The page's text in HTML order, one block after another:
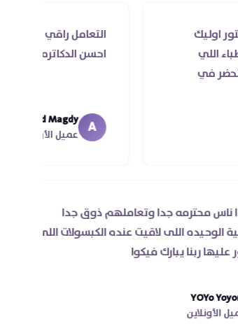
التعامل راقي جدا و الخدمه
احسن الدكاتره الي اتعاملت
Ahmed Magdy
عميل الأونلاين
شكرا جدا ناس محترمه جدا وتعاملهم ذوق جدا
والصيدلية الوحيده اللى لاقيت عنده الكبسولات
كنت بدور عليها ربنا يبارك فيكوا
Y
YOYo Yoyonr
عميل الأونلاين